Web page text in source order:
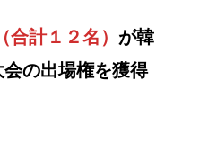
計１２名） が韓
の出場権を獲得